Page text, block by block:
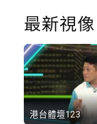
最新視像
港台體壇123